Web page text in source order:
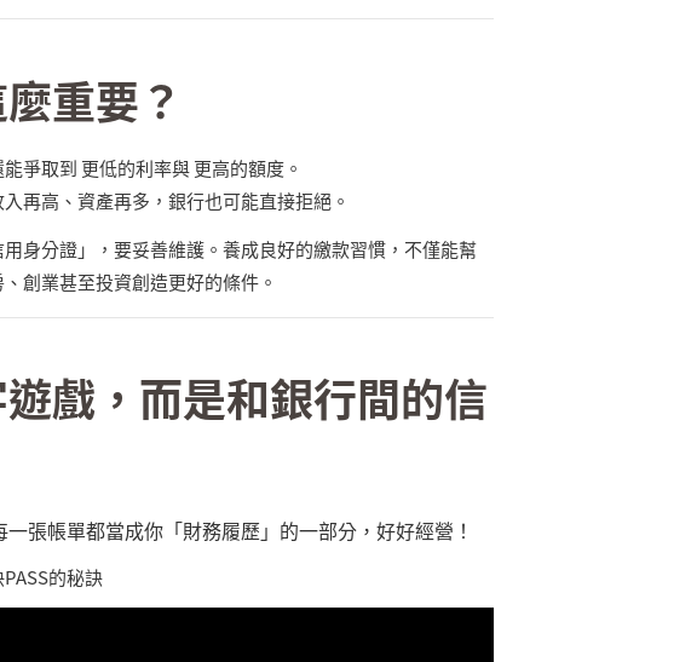
重要？
爭取到 更低的利率與 更高的額度。
再高、資產再多，銀行也可能直接拒絕。
身分證」，要妥善維護。養成良好的繳款習慣，不僅能幫
創業甚至投資創造更好的條件。
戲，而是和銀行間的信
張帳單都當成你「財務履歷」的一部分，好好經營！
PASS的秘訣